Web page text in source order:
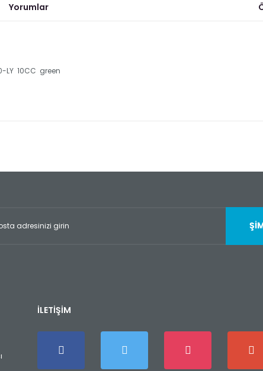
Yorumlar
LY 10CC green
Yorum Yaz
İLETİŞİM